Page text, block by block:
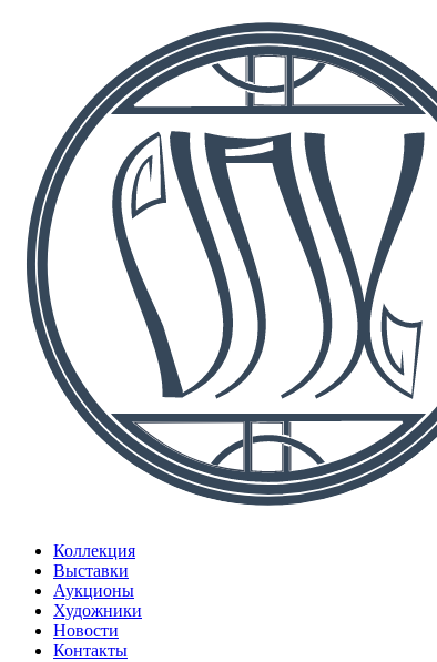
Коллекция
Выставки
Аукционы
Художники
Новости
Контакты